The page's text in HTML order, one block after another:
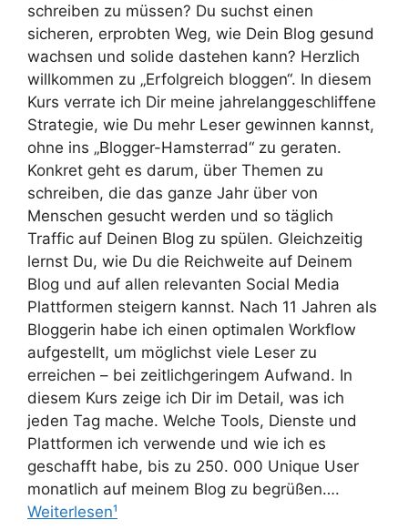
schreiben zu müssen? Du suchst einen
sicheren, erprobten Weg, wie Dein Blog gesund
wachsen und solide dastehen kann? Herzlich
willkommen zu „Erfolgreich bloggen“. In diesem
Kurs verrate ich Dir meine jahrelanggeschliffene
Strategie, wie Du mehr Leser gewinnen kannst,
ohne ins „Blogger-Hamsterrad“ zu geraten.
Konkret geht es darum, über Themen zu
schreiben, die das ganze Jahr über von
Menschen gesucht werden und so täglich
Traffic auf Deinen Blog zu spülen. Gleichzeitig
lernst Du, wie Du die Reichweite auf Deinem
Blog und auf allen relevanten Social Media
Plattformen steigern kannst. Nach 11 Jahren als
Bloggerin habe ich einen optimalen Workflow
aufgestellt, um möglichst viele Leser zu
erreichen – bei zeitlichgeringem Aufwand. In
diesem Kurs zeige ich Dir im Detail, was ich
jeden Tag mache. Welche Tools, Dienste und
Plattformen ich verwende und wie ich es
geschafft habe, bis zu 250. 000 Unique User
monatlich auf meinem Blog zu begrüßen….
Weiterlesen¹